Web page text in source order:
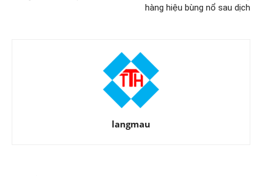
hàng hiệu bùng nổ sau dịch
langmau